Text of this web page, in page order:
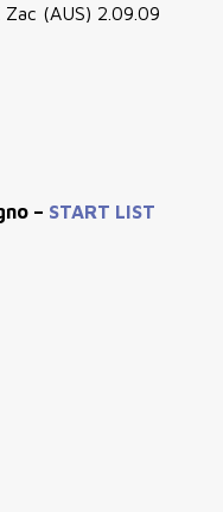
(AUS) 2.09.09
– START LIST